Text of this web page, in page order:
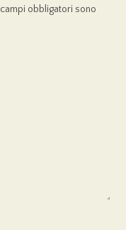
I campi obbligatori sono